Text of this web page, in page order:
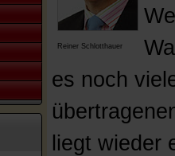
Reiner Schlotthauer
es noch
liegt wieder